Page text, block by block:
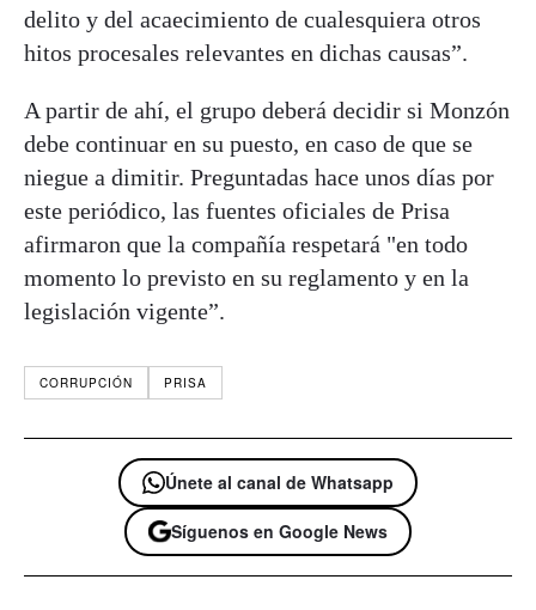
delito y del acaecimiento de cualesquiera otros
hitos procesales relevantes en dichas causas”.
A partir de ahí, el grupo deberá decidir si Monzón
debe continuar en su puesto, en caso de que se
niegue a dimitir. Preguntadas hace unos días por
este periódico, las fuentes oficiales de Prisa
afirmaron que la compañía respetará "en todo
momento lo previsto en su reglamento y en la
legislación vigente”.
CORRUPCIÓN PRISA
Únete al canal de Whatsapp
Síguenos en Google News